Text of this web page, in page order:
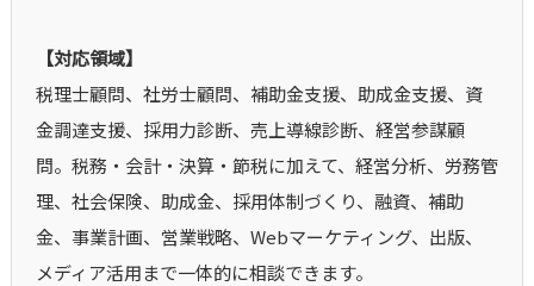
【対応領域】
税理士顧問、社労士顧問、補助金支援、助成金支援、資
金調達支援、採用力診断、売上導線診断、経営参謀顧
問。税務・会計・決算・節税に加えて、経営分析、労務管
理、社会保険、助成金、採用体制づくり、融資、補助
金、事業計画、営業戦略、Webマーケティング、出版、
メディア活用まで一体的に相談できます。